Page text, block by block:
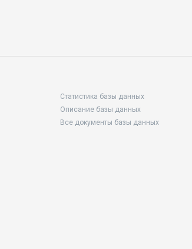
Статистика базы данных
Описание базы данных
Все документы базы данных